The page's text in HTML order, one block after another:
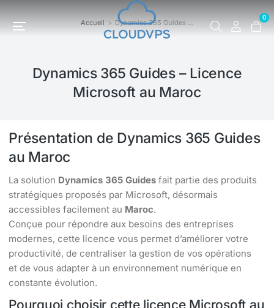
0
Vous êtes ici : Accueil Dynamics 365 Guides …
Dynamics 365 Guides – Licence
Microsoft au Maroc
Présentation de Dynamics 365 Guides
au Maroc
La solution Dynamics 365 Guides fait partie des produits
stratégiques proposés par Microsoft, désormais
accessibles facilement au Maroc.
Conçue pour répondre aux besoins des entreprises
modernes, cette licence vous permet d’améliorer votre
productivité, de centraliser la gestion de vos opérations
et de vous adapter à un environnement numérique en
constante évolution.
Pourquoi choisir cette licence Microsoft au